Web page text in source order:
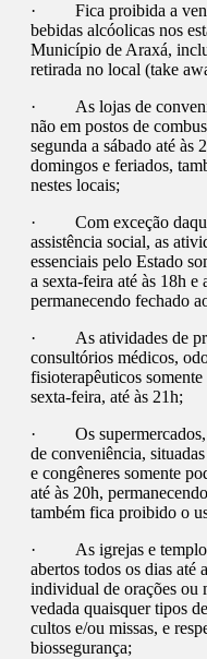
· Fica proibida a
bebidas alcóolicas nos
Município de Araxá,
retirada no local (take
· As lojas de
não em postos de
segunda a sábado até às
domingos e feriados,
nestes locais;
· Com exceção
assistência social, as
essenciais pelo Estado
a sexta-feira até às 18h e
permanecendo fechado
· As atividades de
consultórios médicos,
fisioterapêuticos
sexta-feira, até às 21h;
· Os supermercados,
de conveniência,
e congêneres somente
até às 20h,
também fica proibido o
· As igrejas e templos
abertos todos os dias até
individual de orações ou
vedada quaisquer tipos
cultos e/ou missas, e
biossegurança;